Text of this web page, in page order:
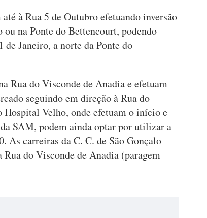
à Rua 5 de Outubro efetuando inversão
na Ponte do Bettencourt, podendo
Janeiro, a norte da Ponte do
Rua do Visconde de Anadia e efetuam
seguindo em direção à Rua do
Velho, onde efetuam o início e
SAM, podem ainda optar por utilizar a
carreiras da C. C. de São Gonçalo
do Visconde de Anadia (paragem